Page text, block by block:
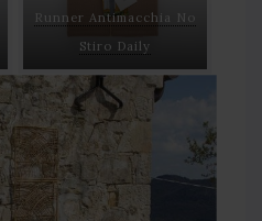
Runner Antimacchia No
Stiro Daily